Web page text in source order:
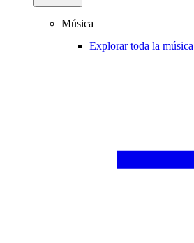
Música
Explorar toda la música